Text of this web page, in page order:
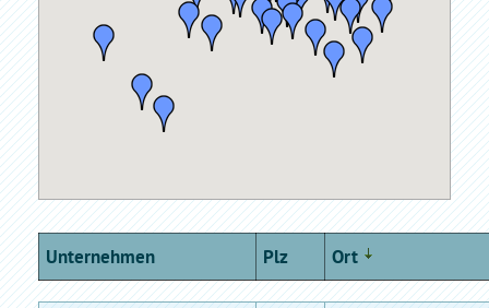
Unternehmen Plz Ort